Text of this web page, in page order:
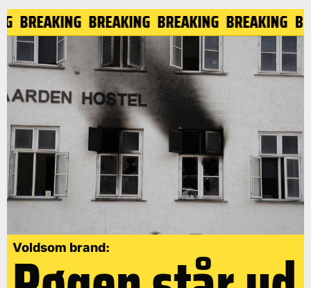
BREAKING BREAKING BREAKING BREAKING
Voldsom brand: